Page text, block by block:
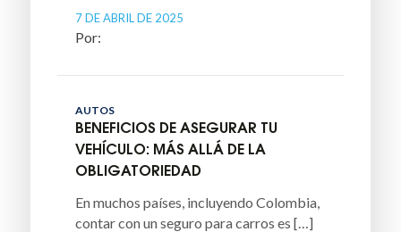
7 DE ABRIL DE 2025
AUTOS
BENEFICIOS DE ASEGURAR TU
VEHÍCULO: MÁS ALLÁ DE LA
OBLIGATORIEDAD
En muchos países, incluyendo Colombia,
contar con un seguro para carros es […]